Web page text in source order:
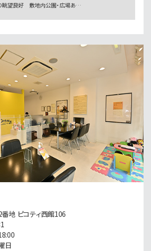
望良好 敷地内公園・広場あ…
3ＬＤＫ
カメラと地盤20年保証で家…
4,999万円
3ＬＤＫ
南柏駅
歩6分
年保証＋防犯カメラ標準装…
6,650万円
ト 表面利回り7.5％ 土地…
地 ピコティ西館106
日